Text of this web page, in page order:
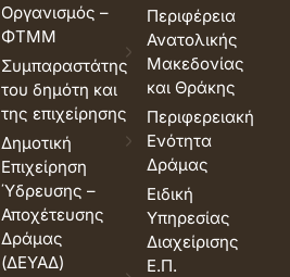
Οργανισμός –
ΦΤΜΜ
Συμπαραστάτης
του δημότη και
της επιχείρησης
Δημοτική
Επιχείρηση
Ύδρευσης –
Αποχέτευσης
Δράμας
(ΔΕΥΑΔ)
Περιφέρεια
Ανατολικής
Μακεδονίας
και Θράκης
Περιφερειακή
Ενότητα
Δράμας
Ειδική
Υπηρεσίας
Διαχείρισης
Ε.Π.